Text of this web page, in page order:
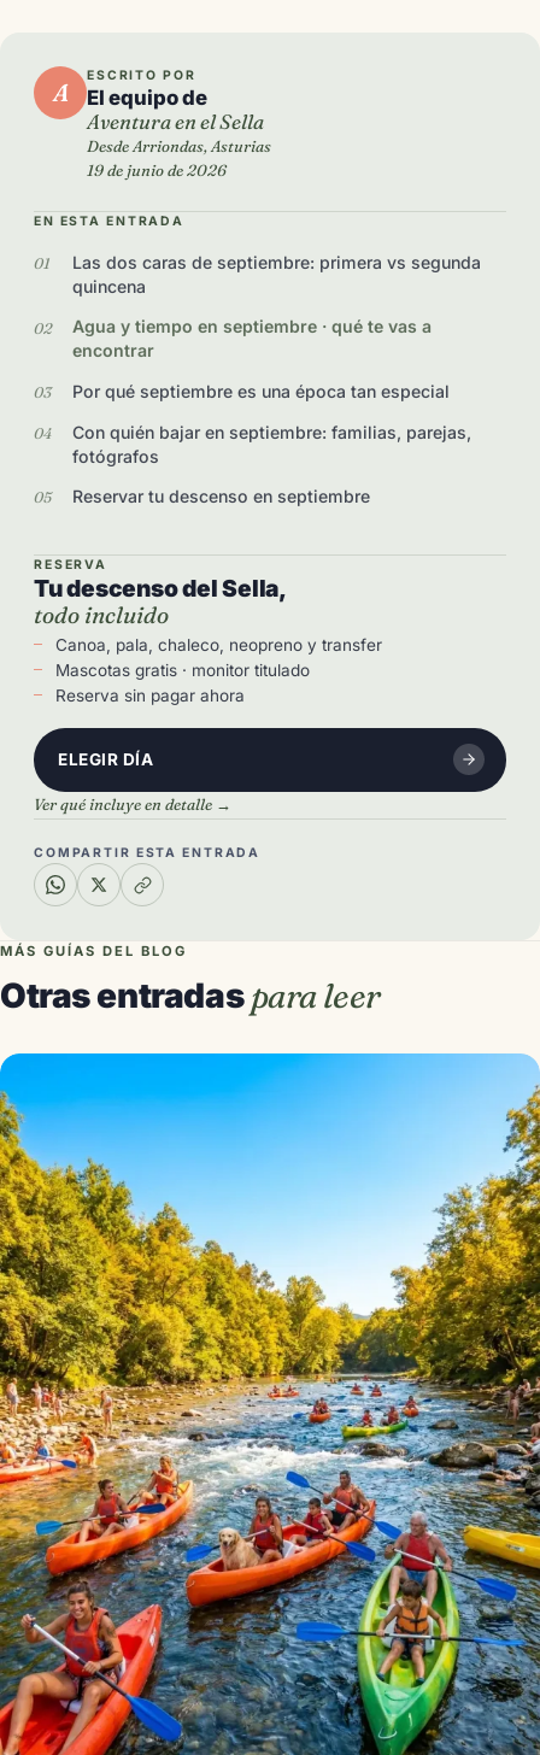
A
ESCRITO POR
El equipo de
Aventura en el Sella
Desde Arriondas, Asturias
19 de junio de 2026
EN ESTA ENTRADA
Las dos caras de septiembre: primera vs segunda
quincena
Agua y tiempo en septiembre · qué te vas a
encontrar
Por qué septiembre es una época tan especial
Con quién bajar en septiembre: familias, parejas,
fotógrafos
Reservar tu descenso en septiembre
RESERVA
Tu descenso del Sella,
todo incluido
Canoa, pala, chaleco, neopreno y transfer
Mascotas gratis · monitor titulado
Reserva sin pagar ahora
ELEGIR DÍA
Ver qué incluye en detalle →
COMPARTIR ESTA ENTRADA
MÁS GUÍAS DEL BLOG
Otras entradaspara leer